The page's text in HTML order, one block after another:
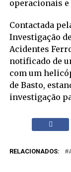
operacionais e
Contactada
Investigação
Acidentes
notificado de
com um
de Basto,
investigação
RELACIONADOS: